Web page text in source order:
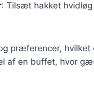
: Tilsæt hakket hvidløg
præferencer,
af en buffet, hvor